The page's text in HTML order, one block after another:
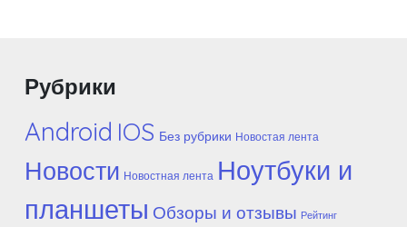
Рубрики
Android IOS Без рубрики Новостая лента
Новости Новостная лента Ноутбуки и
планшеты Обзоры и отзывы Рейтинг